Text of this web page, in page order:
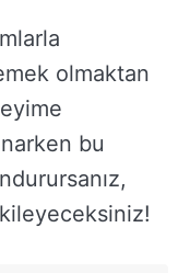
olmaktan
bu